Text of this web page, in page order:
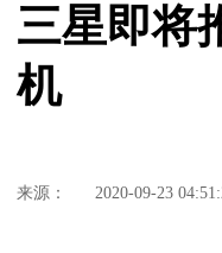
三星即将
机
来源： 2020-09-23